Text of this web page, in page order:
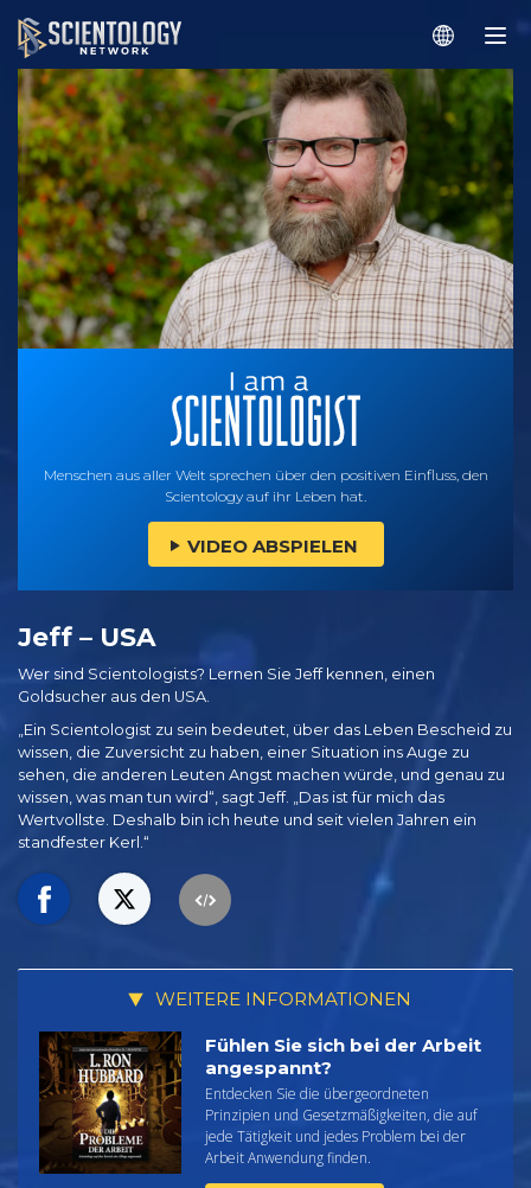
Menschen aus aller Welt sprechen über den positiven Einfluss, den
Scientology auf ihr Leben hat.
VIDEO ABSPIELEN
Jeff – USA
Wer sind Scientologists? Lernen Sie Jeff kennen, einen
Goldsucher aus den USA.
„Ein Scientologist zu sein bedeutet, über das Leben Bescheid zu
wissen, die Zuversicht zu haben, einer Situation ins Auge zu
sehen, die anderen Leuten Angst machen würde, und genau zu
wissen, was man tun wird“, sagt Jeff. „Das ist für mich das
Wertvollste. Deshalb bin ich heute und seit vielen Jahren ein
standfester Kerl.“
WEITERE INFORMATIONEN
Fühlen Sie sich bei der Arbeit
angespannt?
Entdecken Sie die übergeordneten
Prinzipien und Gesetzmäßigkeiten, die auf
jede Tätigkeit und jedes Problem bei der
Arbeit Anwendung finden.